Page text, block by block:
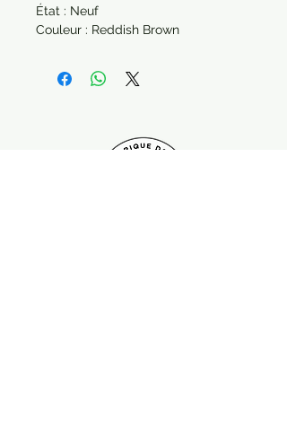
État : Neuf
Couleur : Reddish Brown